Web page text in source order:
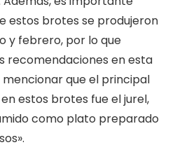
estos brotes se produjeron
y febrero, por lo que
recomendaciones en esta
que el principal
estos brotes fue el jurel,
como plato preparado